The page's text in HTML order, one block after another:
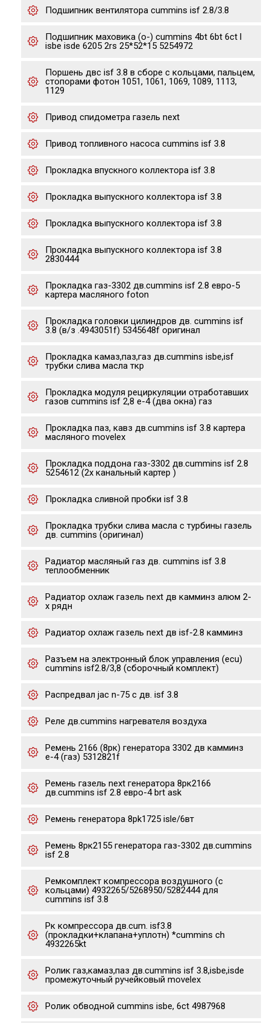
Подшипник вентилятора cummins isf 2.8/3.8
Подшипник маховика (o-) cummins 4bt 6bt 6ct l
isbe isde 6205 2rs 25*52*15 5254972
Поршень двс isf 3.8 в сборе с кольцами, пальцем,
стопорами фотон 1051, 1061, 1069, 1089, 1113,
1129
Привод спидометра газель next
Привод топливного насоса cummins isf 3.8
Прокладка впускного коллектора isf 3.8
Прокладка выпускного коллектора isf 3.8
Прокладка выпускного коллектора isf 3.8
Прокладка выпускного коллектора isf 3.8
2830444
Прокладка газ-3302 дв.cummins isf 2.8 евро-5
картера масляного foton
Прокладка головки цилиндров дв. cummins isf
3.8 (в/з .4943051f) 5345648f оригинал
Прокладка камаз,паз,газ дв.cummins isbe,isf
трубки слива масла ткр
Прокладка модуля рециркуляции отработавших
газов cummins isf 2,8 е-4 (два окна) газ
Прокладка паз, кавз дв.cummins isf 3.8 картера
масляного movelex
Прокладка поддона газ-3302 дв.cummins isf 2.8
5254612 (2х канальный картер )
Прокладка сливной пробки isf 3.8
Прокладка трубки слива масла с турбины газель
дв. cummins (оригинал)
Радиатор масляный газ дв. cummins isf 3.8
теплообменник
Радиатор охлаж газель next дв камминз алюм 2-
х рядн
Радиатор охлаж газель next дв isf-2.8 камминз
Разъем на электронный блок управления (ecu)
cummins isf2.8/3,8 (сборочный комплект)
Распредвал jac n-75 с дв. isf 3.8
Реле дв.cummins нагревателя воздуха
Ремень 2166 (8рк) генератора 3302 дв камминз
е-4 (газ) 5312821f
Ремень газель next генератора 8рк2166
дв.cummins isf 2.8 евро-4 brt ask
Ремень генератора 8pk1725 isle/6вт
Ремень 8рк2155 генератора газ-3302 дв.cummins
isf 2.8
Ремкомплект компрессора воздушного (с
кольцами) 4932265/5268950/5282444 для
cummins isf 3.8
Рк компрессора дв.cum. isf3.8
(прокладки+клапана+уплотн) *cummins ch
4932265kt
Ролик газ,камаз,паз дв.cummins isf 3.8,isbe,isde
промежуточный ручейковый movelex
Ролик обводной cummins isbe, 6ct 4987968